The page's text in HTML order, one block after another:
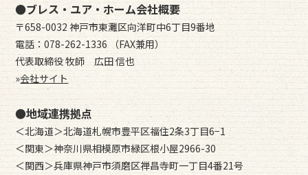
●ブレス・ユア・ホーム会社概要
〒658-0032 神戸市東灘区向洋町中6丁目9番地
電話：078-262-1336 （FAX兼用）
代表取締役 牧師 広田 信也
»会社サイト
●地域連携拠点
＜北海道＞北海道札幌市豊平区福住2条3丁目6−1
＜関東＞神奈川県相模原市緑区根小屋2966-30
＜関西＞兵庫県神戸市須磨区禅昌寺町一丁目4番21号